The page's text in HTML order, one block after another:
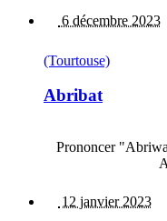
6 décembre 2023
(Tourtouse)
Abribat
Prononcer
12 janvier 2023